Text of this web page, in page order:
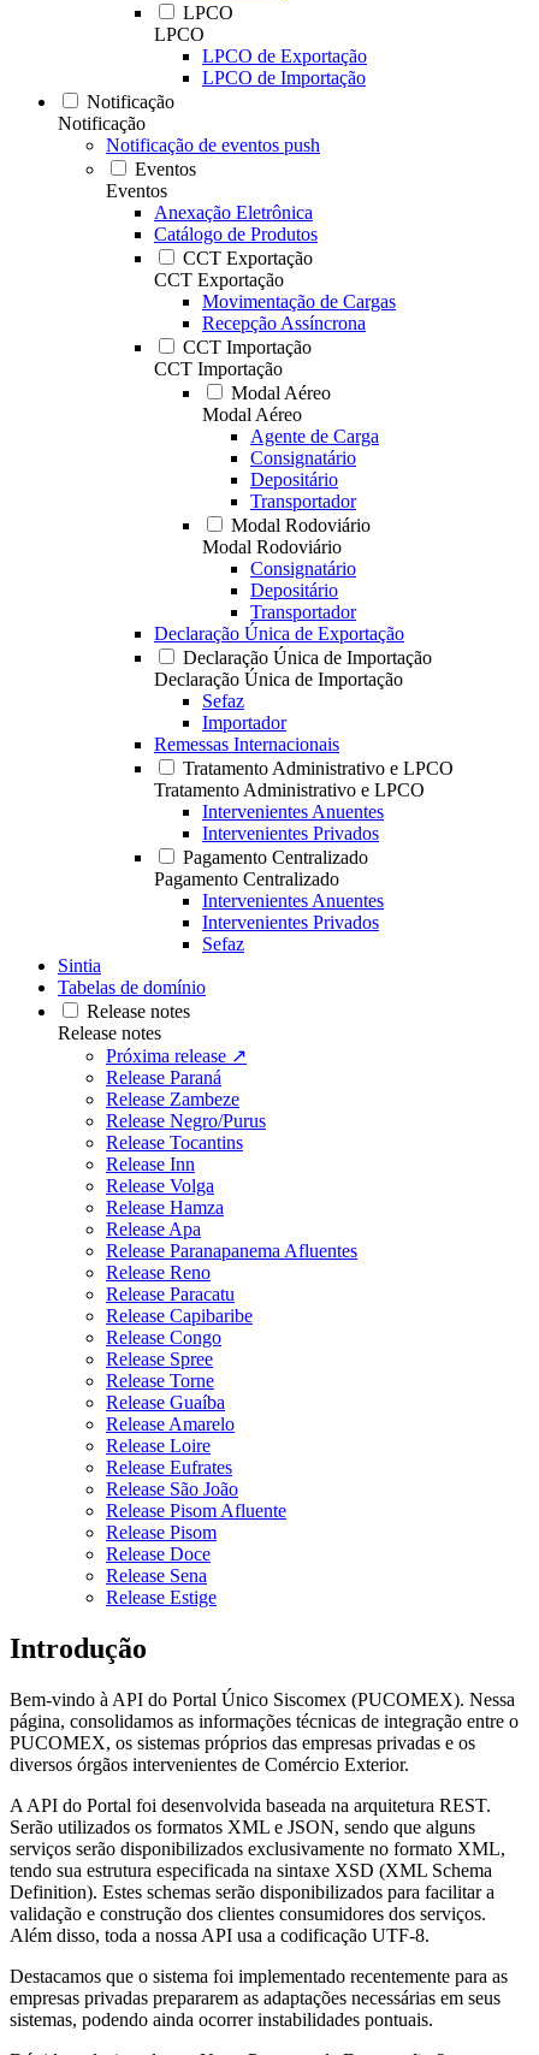
LPCO
LPCO
LPCO de Exportação
LPCO de Importação
Notificação
Notificação
Notificação de eventos push
Eventos
Eventos
Anexação Eletrônica
Catálogo de Produtos
CCT Exportação
CCT Exportação
Movimentação de Cargas
Recepção Assíncrona
CCT Importação
CCT Importação
Modal Aéreo
Modal Aéreo
Agente de Carga
Consignatário
Depositário
Transportador
Modal Rodoviário
Modal Rodoviário
Consignatário
Depositário
Transportador
Declaração Única de Exportação
Declaração Única de Importação
Declaração Única de Importação
Sefaz
Importador
Remessas Internacionais
Tratamento Administrativo e LPCO
Tratamento Administrativo e LPCO
Intervenientes Anuentes
Intervenientes Privados
Pagamento Centralizado
Pagamento Centralizado
Intervenientes Anuentes
Intervenientes Privados
Sefaz
Sintia
Tabelas de domínio
Release notes
Release notes
Próxima release ↗
Release Paraná
Release Zambeze
Release Negro/Purus
Release Tocantins
Release Inn
Release Volga
Release Hamza
Release Apa
Release Paranapanema Afluentes
Release Reno
Release Paracatu
Release Capibaribe
Release Congo
Release Spree
Release Torne
Release Guaíba
Release Amarelo
Release Loire
Release Eufrates
Release São João
Release Pisom Afluente
Release Pisom
Release Doce
Release Sena
Release Estige
Introdução
Bem-vindo à API do Portal Único Siscomex (PUCOMEX). Nessa
página, consolidamos as informações técnicas de integração entre o
PUCOMEX, os sistemas próprios das empresas privadas e os
diversos órgãos intervenientes de Comércio Exterior.
A API do Portal foi desenvolvida baseada na arquitetura REST.
Serão utilizados os formatos XML e JSON, sendo que alguns
serviços serão disponibilizados exclusivamente no formato XML,
tendo sua estrutura especificada na sintaxe XSD (XML Schema
Definition). Estes schemas serão disponibilizados para facilitar a
validação e construção dos clientes consumidores dos serviços.
Além disso, toda a nossa API usa a codificação UTF-8.
Destacamos que o sistema foi implementado recentemente para as
empresas privadas prepararem as adaptações necessárias em seus
sistemas, podendo ainda ocorrer instabilidades pontuais.